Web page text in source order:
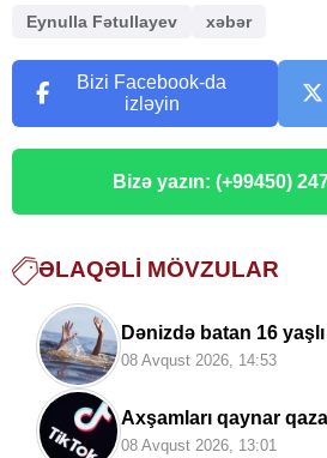
Eynulla Fətullayev xəbər
Bizi Facebook-da
izləyin
Bizə yazın: (+99450)
ƏLAQƏLI MÖVZULAR
Dənizdə batan 16
meyiti tapılıb
08 Avqust 2026, 14:53
Axşamları qaynar
platforma bir
08 Avqust 2026, 13:01